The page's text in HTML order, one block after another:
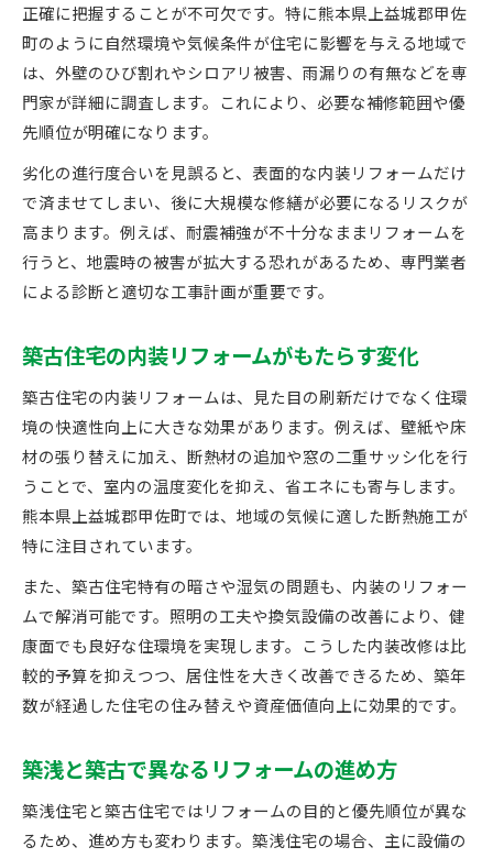
限られた予算で実現する快適な家改修
リフォームは予算内で効果的に進めるのがコツ
築年数別の改修優先度と費用配分の考え方
部分リフォームで叶える快適な住まいづくり
口コミを活かしたリフォーム会社選びの工夫
安心と性能両立のためのリフォーム戦略
リフォームで実現する安心と快適の両立策
築年数を考慮した性能向上リフォームの実践法
リフォームプランは暮らしやすさが基本
地元業者と作る信頼のリフォーム体制
正確に把握することが不可欠です。特に熊本県上益城郡甲佐
町のように自然環境や気候条件が住宅に影響を与える地域で
は、外壁のひび割れやシロアリ被害、雨漏りの有無などを専
門家が詳細に調査します。これにより、必要な補修範囲や優
先順位が明確になります。
劣化の進行度合いを見誤ると、表面的な内装リフォームだけ
で済ませてしまい、後に大規模な修繕が必要になるリスクが
高まります。例えば、耐震補強が不十分なままリフォームを
行うと、地震時の被害が拡大する恐れがあるため、専門業者
による診断と適切な工事計画が重要です。
築古住宅の内装リフォームがもたらす変化
築古住宅の内装リフォームは、見た目の刷新だけでなく住環
境の快適性向上に大きな効果があります。例えば、壁紙や床
材の張り替えに加え、断熱材の追加や窓の二重サッシ化を行
うことで、室内の温度変化を抑え、省エネにも寄与します。
熊本県上益城郡甲佐町では、地域の気候に適した断熱施工が
特に注目されています。
また、築古住宅特有の暗さや湿気の問題も、内装のリフォー
ムで解消可能です。照明の工夫や換気設備の改善により、健
康面でも良好な住環境を実現します。こうした内装改修は比
較的予算を抑えつつ、居住性を大きく改善できるため、築年
数が経過した住宅の住み替えや資産価値向上に効果的です。
築浅と築古で異なるリフォームの進め方
築浅住宅と築古住宅ではリフォームの目的と優先順位が異な
るため、進め方も変わります。築浅住宅の場合、主に設備の